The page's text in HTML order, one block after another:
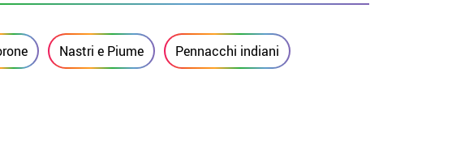
Nastri e Piume Pennacchi indiani